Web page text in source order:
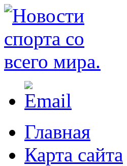
Главная
Карта сайта